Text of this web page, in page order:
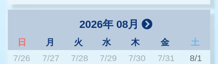
2026年 08月
日 月 火 水 木 金
土
7/26
7/27 7/28 7/29 7/30 7/31 8/1